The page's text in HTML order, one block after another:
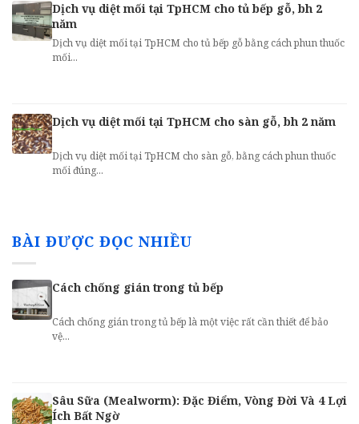
Dịch vụ diệt mối tại TpHCM cho tủ bếp gỗ, bh 2
năm
Dịch vụ diệt mối tại TpHCM cho tủ bếp gỗ bằng cách phun thuốc
mối...
Dịch vụ diệt mối tại TpHCM cho sàn gỗ, bh 2 năm
Dịch vụ diệt mối tại TpHCM cho sàn gỗ, bằng cách phun thuốc
mối đúng...
BÀI ĐƯỢC ĐỌC NHIỀU
Cách chống gián trong tủ bếp
Cách chống gián trong tủ bếp là một việc rất cần thiết để bảo
vệ...
Sâu Sữa (Mealworm): Đặc Điểm, Vòng Đời Và 4 Lợi
Ích Bất Ngờ